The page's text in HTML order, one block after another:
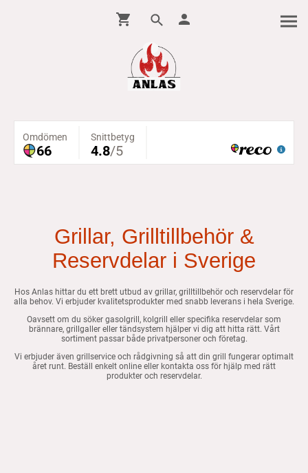
Grillar, Grilltillbehör &
Reservdelar i Sverige
Hos Anlas hittar du ett brett utbud av grillar, grilltillbehör och reservdelar för
alla behov. Vi erbjuder kvalitetsprodukter med snabb leverans i hela Sverige.
Oavsett om du söker gasolgrill, kolgrill eller specifika reservdelar som
brännare, grillgaller eller tändsystem hjälper vi dig att hitta rätt. Vårt
sortiment passar både privatpersoner och företag.
Vi erbjuder även grillservice och rådgivning så att din grill fungerar optimalt
året runt. Beställ enkelt online eller kontakta oss för hjälp med rätt
produkter och reservdelar.